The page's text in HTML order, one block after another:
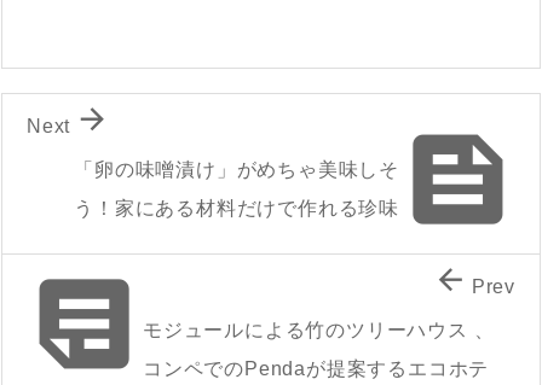

「卵の味噌漬け」がめちゃ美味しそ
う！家にある材料だけで作れる珍味

Next
モジュールによる竹のツリーハウス 、
コンペでのPendaが提案するエコホテ
 Prev